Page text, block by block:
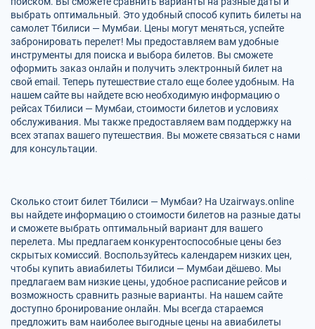
выбрать оптимальный. Это удобный способ купить билеты на
самолет Тбилиси — Мумбаи. Цены могут меняться, успейте
забронировать перелет! Мы предоставляем вам удобные
инструменты для поиска и выбора билетов. Вы сможете
оформить заказ онлайн и получить электронный билет на
свой email. Теперь путешествие стало еще более удобным. На
нашем сайте вы найдете всю необходимую информацию о
рейсах Тбилиси — Мумбаи, стоимости билетов и условиях
обслуживания. Мы также предоставляем вам поддержку на
всех этапах вашего путешествия. Вы можете связаться с нами
для консультации.
Сколько стоит билет Тбилиси — Мумбаи? На Uzairways.online
вы найдете информацию о стоимости билетов на разные даты
и сможете выбрать оптимальный вариант для вашего
перелета. Мы предлагаем конкурентоспособные цены без
скрытых комиссий. Воспользуйтесь календарем низких цен,
чтобы купить авиабилеты Тбилиси — Мумбаи дёшево. Мы
предлагаем вам низкие цены, удобное расписание рейсов и
возможность сравнить разные варианты. На нашем сайте
доступно бронирование онлайн. Мы всегда стараемся
предложить вам наиболее выгодные цены на авиабилеты